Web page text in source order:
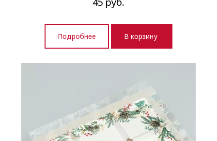
Подробнее В корзину